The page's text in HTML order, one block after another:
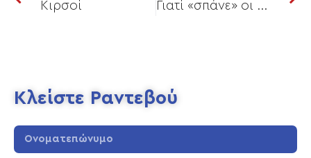
Κιρσοί Γιατί «σπάνε» οι φλέβες στα πόδια;
Κλείστε Ραντεβού